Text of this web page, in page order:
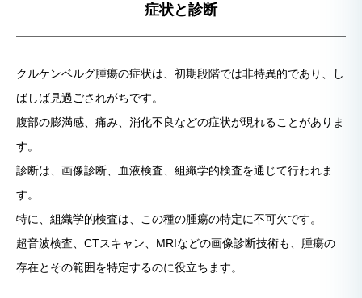
症状と診断
クルケンベルグ腫瘍の症状は、初期段階では非特異的であり、し
ばしば見過ごされがちです。
腹部の膨満感、痛み、消化不良などの症状が現れることがありま
す。
診断は、画像診断、血液検査、組織学的検査を通じて行われま
す。
特に、組織学的検査は、この種の腫瘍の特定に不可欠です。
超音波検査、CTスキャン、MRIなどの画像診断技術も、腫瘍の
存在とその範囲を特定するのに役立ちます。